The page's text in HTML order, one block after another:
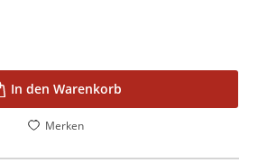
In den Warenkorb
Merken